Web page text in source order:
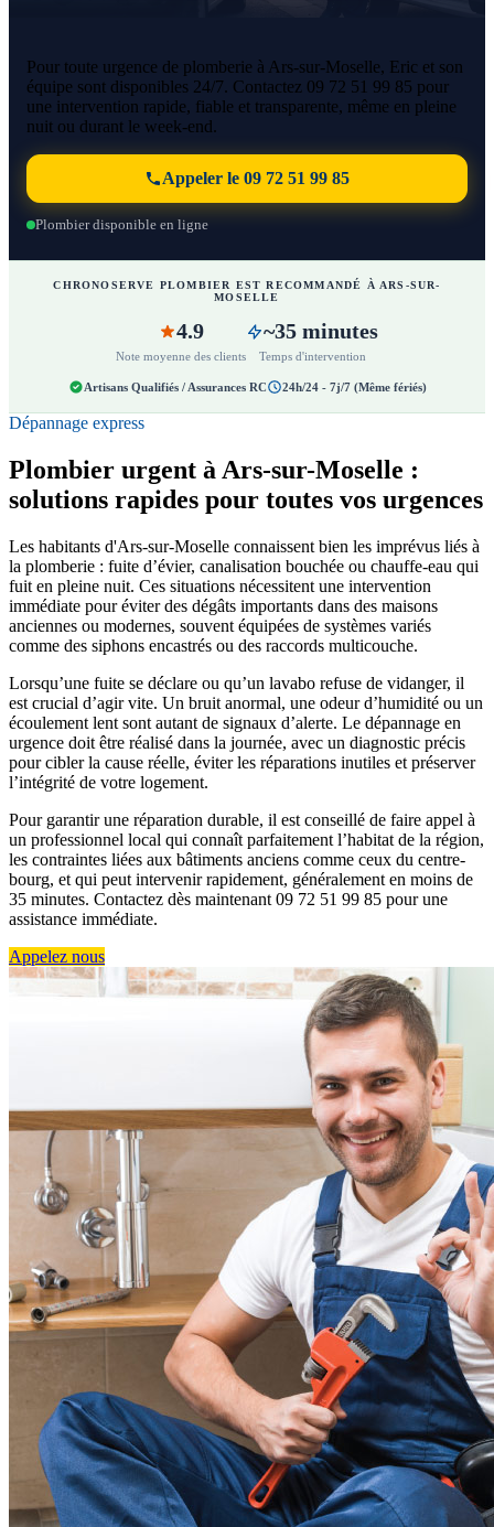
Pour toute urgence de plomberie à Ars-sur-Moselle, Eric et son
équipe sont disponibles 24/7. Contactez 09 72 51 99 85 pour
une intervention rapide, fiable et transparente, même en pleine
nuit ou durant le week-end.
Appeler le 09 72 51 99 85
Plombier disponible en ligne
CHRONOSERVE PLOMBIER EST RECOMMANDÉ À ARS-SUR-
MOSELLE
4.9
Note moyenne des clients
~35 minutes
Temps d'intervention
Artisans Qualifiés / Assurances RC 24h/24 - 7j/7 (Même fériés)
Dépannage express
Plombier urgent à Ars-sur-Moselle :
solutions rapides pour toutes vos urgences
Les habitants d'Ars-sur-Moselle connaissent bien les imprévus liés à
la plomberie : fuite d’évier, canalisation bouchée ou chauffe-eau qui
fuit en pleine nuit. Ces situations nécessitent une intervention
immédiate pour éviter des dégâts importants dans des maisons
anciennes ou modernes, souvent équipées de systèmes variés
comme des siphons encastrés ou des raccords multicouche.
Lorsqu’une fuite se déclare ou qu’un lavabo refuse de vidanger, il
est crucial d’agir vite. Un bruit anormal, une odeur d’humidité ou un
écoulement lent sont autant de signaux d’alerte. Le dépannage en
urgence doit être réalisé dans la journée, avec un diagnostic précis
pour cibler la cause réelle, éviter les réparations inutiles et préserver
l’intégrité de votre logement.
Pour garantir une réparation durable, il est conseillé de faire appel à
un professionnel local qui connaît parfaitement l’habitat de la région,
les contraintes liées aux bâtiments anciens comme ceux du centre-
bourg, et qui peut intervenir rapidement, généralement en moins de
35 minutes. Contactez dès maintenant 09 72 51 99 85 pour une
assistance immédiate.
Appelez nous